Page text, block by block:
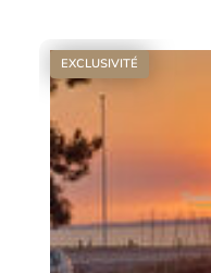
EXCLUSIVITÉ